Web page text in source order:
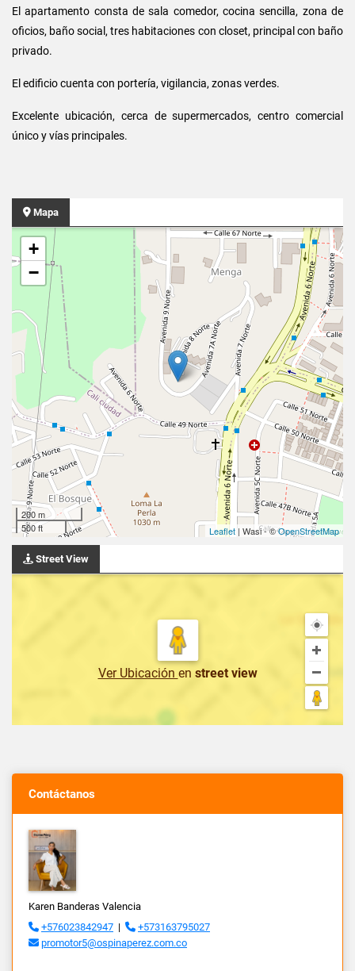
El apartamento consta de sala comedor, cocina sencilla, zona de
oficios, baño social, tres habitaciones con closet, principal con baño
privado.
El edificio cuenta con portería, vigilancia, zonas verdes.
Excelente ubicación, cerca de supermercados, centro comercial
único y vías principales.
Mapa
+
−
200 m
500 ft
Leaflet | Wasi - ©OpenStreetMap
Street View
Ver Ubicación en street view
Contáctanos
Karen Banderas Valencia
+576023842947 |
+573163795027
promotor5@ospinaperez.com.co